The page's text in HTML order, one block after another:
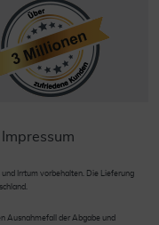
Impressum
Irrtum vorbehalten. Die Lieferung
Ausnahmefall der Abgabe und